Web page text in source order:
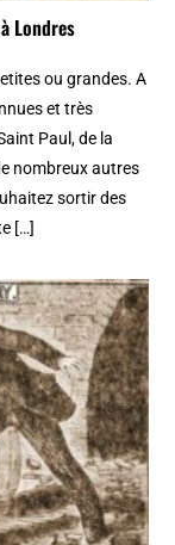
Londres
ou grandes. A
et très
Paul, de la
nombreux autres
sortir des
[…]